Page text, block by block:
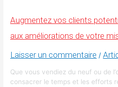
en
en
Augmentez vos clients
aux améliorations de votre
Laisser un commentaire /
Que vous vendiez du neuf ou de
consacrer le temps et les efforts